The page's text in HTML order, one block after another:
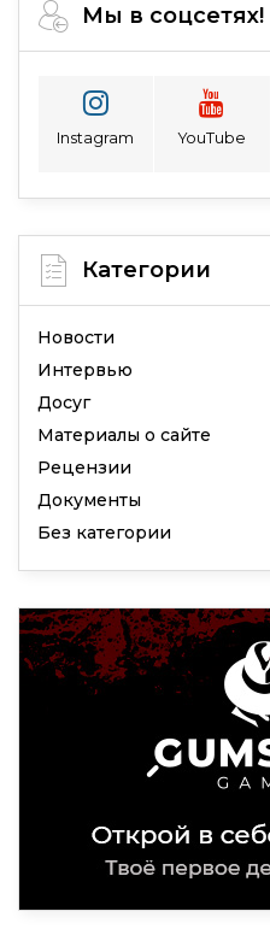
Мы в соцсетях!
Instagram YouTube
Категории
Новости
Интервью
Досуг
Материалы о сайте
Рецензии
Документы
Без категории